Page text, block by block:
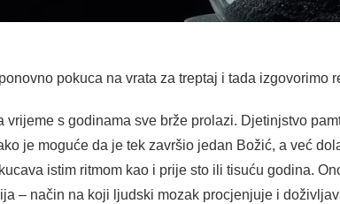
pokuca na vrata za treptaj i tada izgovorimo
vrijeme s godinama sve brže prolazi. Djetinjstvo
je moguće da je tek završio jedan Božić, a već
istim ritmom kao i prije sto ili tisuću godina.
– način na koji ljudski mozak procjenjuje i